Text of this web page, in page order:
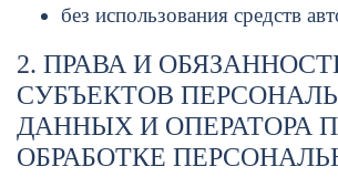
без использования средств
2. ПРАВА И
СУБЪЕКТОВ
ДАННЫХ И ОПЕРАТОРА
ОБРАБОТКЕ